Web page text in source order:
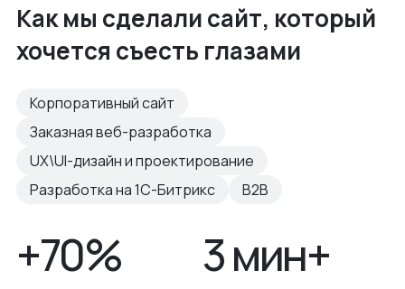
Как мы сделали сайт, который
хочется съесть глазами
Корпоративный сайт
Заказная веб-разработка
UX\UI-дизайн и проектирование
Разработка на 1С-Битрикс
B2B
+70% 3 мин+